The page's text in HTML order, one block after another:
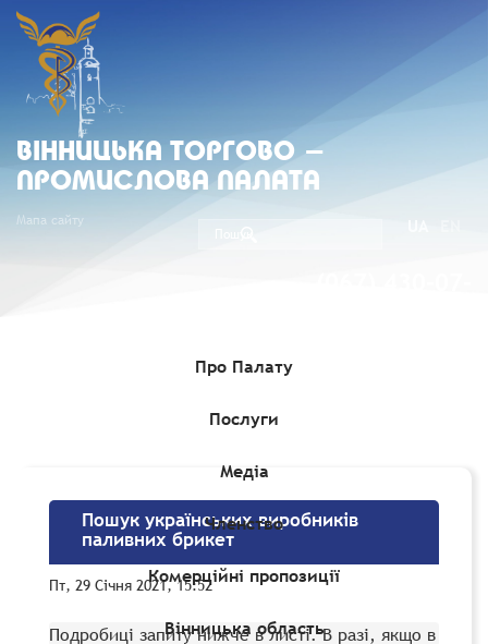
ВIННИЦЬКА ТОРГОВО -
ПРОМИСЛОВА ПАЛАТА
Мапа сайту
Про Палату
Послуги
Медіа
Членство
Комерційні пропозиції
Вінницька область
Комерційні пропозиції»Пошук українських
Пошук українських виробників
паливних брикет
Пт, 29 Січня 2021, 15:52